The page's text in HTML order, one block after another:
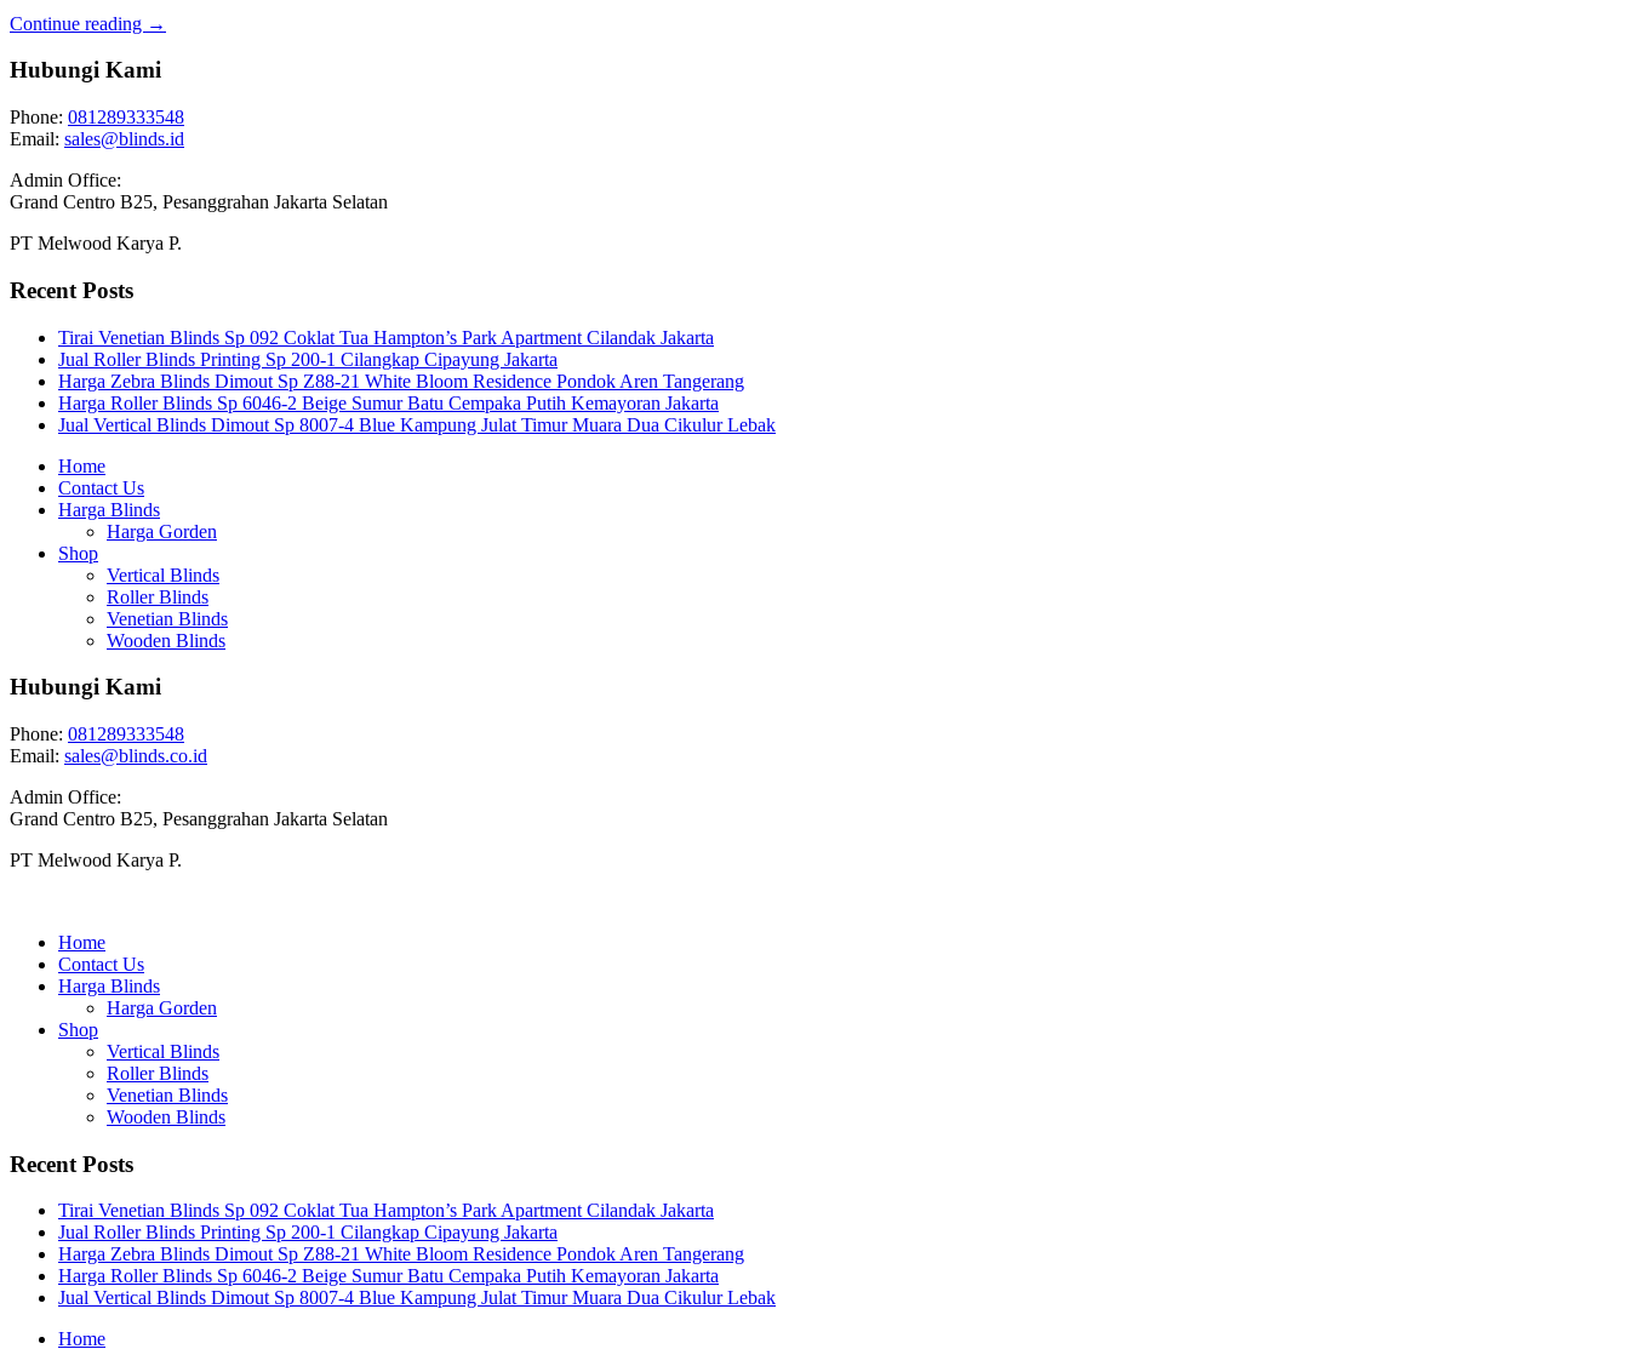
Continue reading →
Hubungi Kami
Phone: 081289333548
Email: sales@blinds.id
Admin Office:
Grand Centro B25, Pesanggrahan Jakarta Selatan
PT Melwood Karya P.
Recent Posts
Tirai Venetian Blinds Sp 092 Coklat Tua Hampton’s Park Apartment Cilandak Jakarta
Jual Roller Blinds Printing Sp 200-1 Cilangkap Cipayung Jakarta
Harga Zebra Blinds Dimout Sp Z88-21 White Bloom Residence Pondok Aren Tangerang
Harga Roller Blinds Sp 6046-2 Beige Sumur Batu Cempaka Putih Kemayoran Jakarta
Jual Vertical Blinds Dimout Sp 8007-4 Blue Kampung Julat Timur Muara Dua Cikulur Lebak
Home
Contact Us
Harga Blinds
Harga Gorden
Shop
Vertical Blinds
Roller Blinds
Venetian Blinds
Wooden Blinds
Hubungi Kami
Phone: 081289333548
Email: sales@blinds.co.id
Admin Office:
Grand Centro B25, Pesanggrahan Jakarta Selatan
PT Melwood Karya P.
Home
Contact Us
Harga Blinds
Harga Gorden
Shop
Vertical Blinds
Roller Blinds
Venetian Blinds
Wooden Blinds
Recent Posts
Tirai Venetian Blinds Sp 092 Coklat Tua Hampton’s Park Apartment Cilandak Jakarta
Jual Roller Blinds Printing Sp 200-1 Cilangkap Cipayung Jakarta
Harga Zebra Blinds Dimout Sp Z88-21 White Bloom Residence Pondok Aren Tangerang
Harga Roller Blinds Sp 6046-2 Beige Sumur Batu Cempaka Putih Kemayoran Jakarta
Jual Vertical Blinds Dimout Sp 8007-4 Blue Kampung Julat Timur Muara Dua Cikulur Lebak
Home